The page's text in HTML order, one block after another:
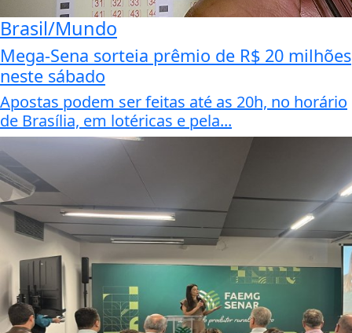
Brasil/Mundo
Mega-Sena sorteia prêmio de R$ 20 milhões
neste sábado
Apostas podem ser feitas até as 20h, no horário
de Brasília, em lotéricas e pela...